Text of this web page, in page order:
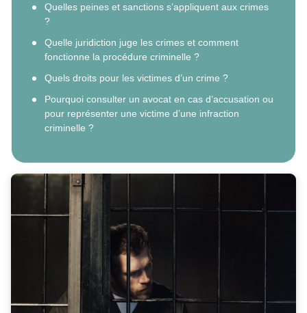
Quelles peines et sanctions s’appliquent aux crimes
?
Quelle juridiction juge les crimes et comment
fonctionne la procédure criminelle ?
Quels droits pour les victimes d’un crime ?
Pourquoi consulter un avocat en cas d’accusation ou
pour représenter une victime d’une infraction
criminelle ?